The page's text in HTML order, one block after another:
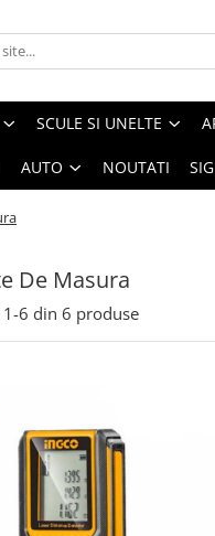
SCULE SI UNELTE
AUTO NOUTATI
De Masura
1-6 din 6 produse